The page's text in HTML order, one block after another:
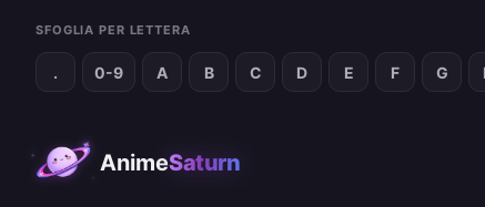
SFOGLIA PER LETTERA
. 0-9 A B C D E F G
AnimeSaturn